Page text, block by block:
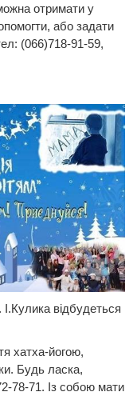
отримати у
або задати
(066)718-91-59,
відбудеться
хатха-йогою,
Будь ласка,
78-71. Із собою мати